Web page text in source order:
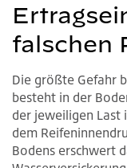
falschen
Die größte Gefahr
besteht in der
der jeweiligen Last
dem
Bodens erschwert